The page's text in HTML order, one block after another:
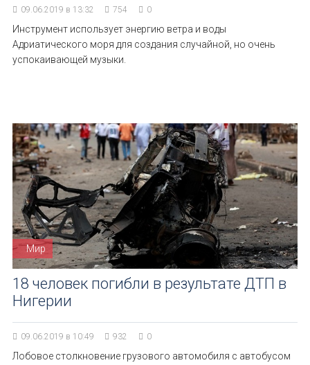
09.06.2019 в 13:32 754 0
Инструмент использует энергию ветра и воды
Адриатического моря для создания случайной, но очень
успокаивающей музыки.
Мир
18 человек погибли в результате ДТП в
Нигерии
09.06.2019 в 10:49 932 0
Лобовое столкновение грузового автомобиля с автобусом